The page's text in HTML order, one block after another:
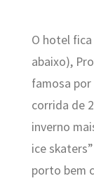
O hotel
abaixo),
famosa
corrida de
inverno
ice
porto bem